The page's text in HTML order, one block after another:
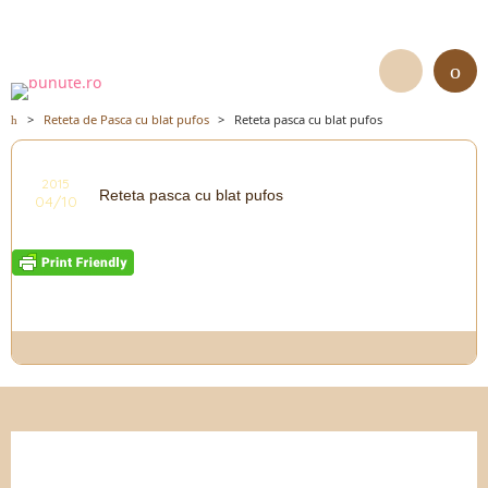
> Reteta de Pasca cu blat pufos > Reteta pasca cu blat pufos
2015
04/10 Reteta pasca cu blat pufos